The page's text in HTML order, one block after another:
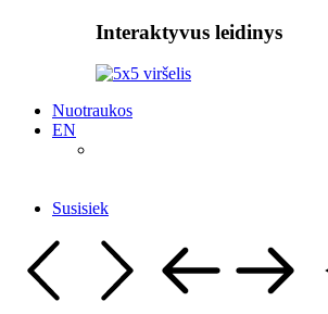
Interaktyvus leidinys
Nuotraukos
EN
Susisiek